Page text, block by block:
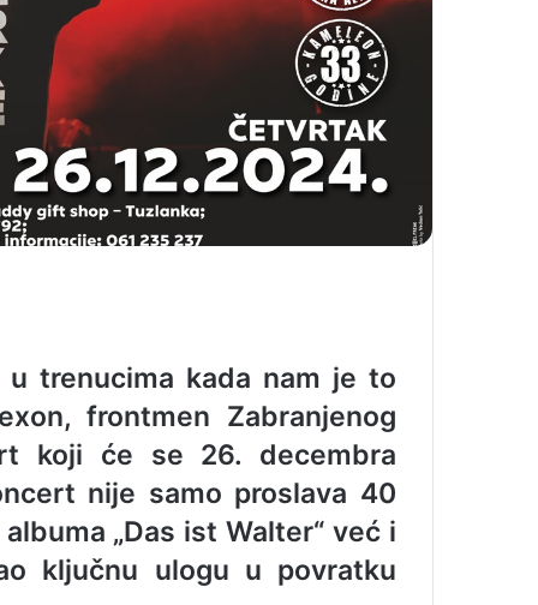
trenucima kada nam je to
frontmen Zabranjenog
koji će se 26. decembra
nije samo proslava 40
„Das ist Walter“ već i
ključnu ulogu u povratku